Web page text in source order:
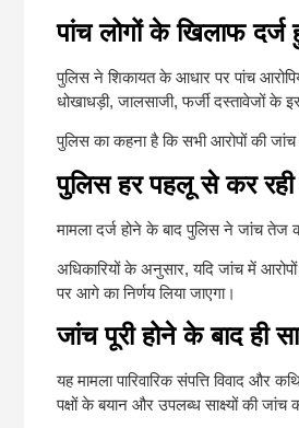
पांच लोगों के खिलाफ दर्ज
पुलिस ने शिकायत के आधार पर पांच
धोखाधड़ी, जालसाजी, फर्जी दस्तावेजों के
पुलिस का कहना है कि सभी आरोपों की
पुलिस हर पहलू से कर
मामला दर्ज होने के बाद पुलिस ने जांच तेज
अधिकारियों के अनुसार, यदि जांच में आरोपों
पर आगे का निर्णय लिया जाएगा।
जांच पूरी होने के बाद ही
यह मामला पारिवारिक संपत्ति विवाद
पक्षों के बयान और उपलब्ध साक्ष्यों की जांच